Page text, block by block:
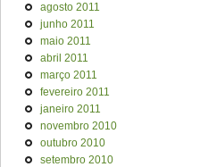
agosto 2011
junho 2011
maio 2011
abril 2011
março 2011
fevereiro 2011
janeiro 2011
novembro 2010
outubro 2010
setembro 2010